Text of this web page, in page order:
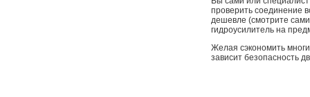
проверить соединение
дешевле (смотрите
гидроусилитель на
Желая сэкономить
зависит безопасность